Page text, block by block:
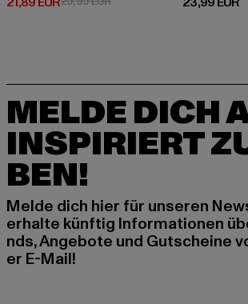
MELDE DICH
INSPIRIERT
BEN!
Melde dich hier für unseren
erhalte künftig Informationen
nds, Angebote und Gutscheine
er E-Mail!